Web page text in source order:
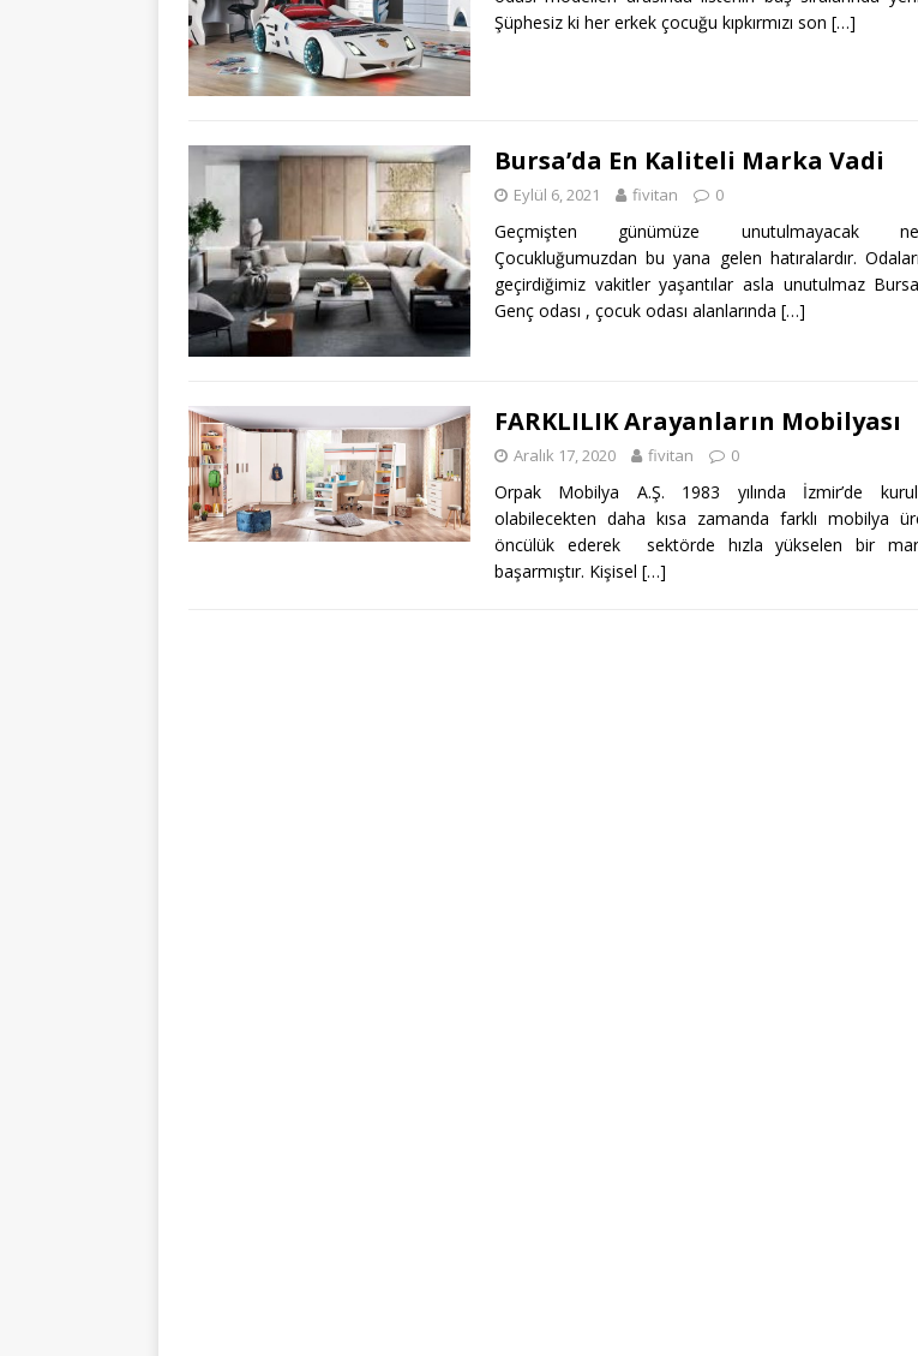
Şüphesiz ki her erkek çocuğu kıpkırmızı son […]
Bursa’da En Kaliteli Marka Vadi
Eylül 6, 2021 fivitan 0
Geçmişten günümüze unutulmayacak
Çocukluğumuzdan bu yana gelen hatıralardır.
geçirdiğimiz vakitler yaşantılar asla unutulmaz
Genç odası , çocuk odası alanlarında […]
FARKLILIK Arayanların Mobilyası
Aralık 17, 2020 fivitan 0
Orpak Mobilya A.Ş. 1983 yılında İzmir’de
olabilecekten daha kısa zamanda farklı mobilya
öncülük ederek sektörde hızla yükselen bir
başarmıştır. Kişisel […]